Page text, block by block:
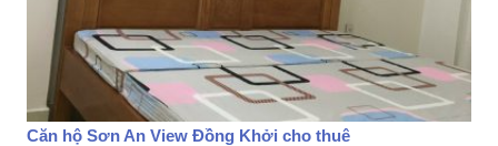
Căn hộ Sơn An View Đồng Khởi cho thuê